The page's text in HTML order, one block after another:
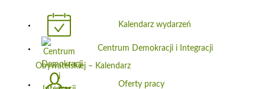
Kalendarz wydarzeń
Centrum Demokracji i Integracji
Obywatelskiej – Kalendarz
Oferty pracy